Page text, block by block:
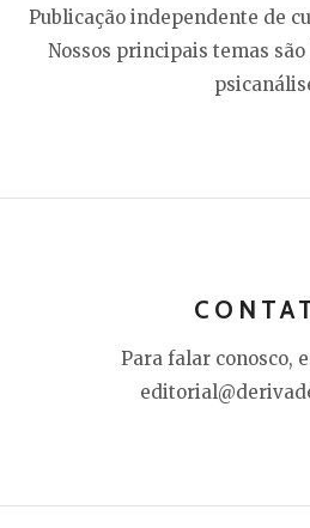
Publicação independente de
Nossos principais temas
Para falar conosco,